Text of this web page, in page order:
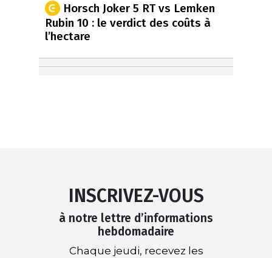
Horsch Joker 5 RT vs Lemken
Rubin 10 : le verdict des coûts à
l’hectare
INSCRIVEZ-VOUS
à notre lettre d’informations
hebdomadaire
Chaque jeudi, recevez les